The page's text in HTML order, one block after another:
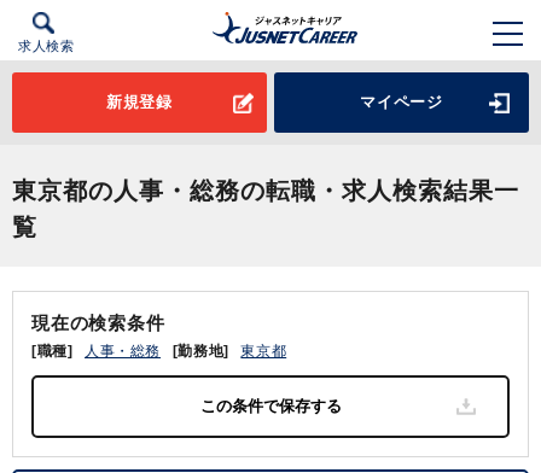
求人検索
新規登録 マイページ
東京都の人事・総務の転職・求人検索結果一
覧
現在の検索条件
[職種] 人事・総務 [勤務地] 東京都